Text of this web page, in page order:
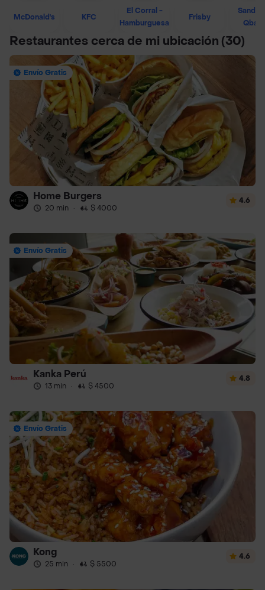
McDonald's KFC
El Corral -
Hamburguesa
Frisby
Restaurantes cerca de mi ubicación (30)
Envío Gratis
Home Burgers
20 min · $ 4000
4.6
Envío Gratis
Kanka Perú
13 min · $ 4500
4.8
Envío Gratis
Kong
25 min · $ 5500
4.6